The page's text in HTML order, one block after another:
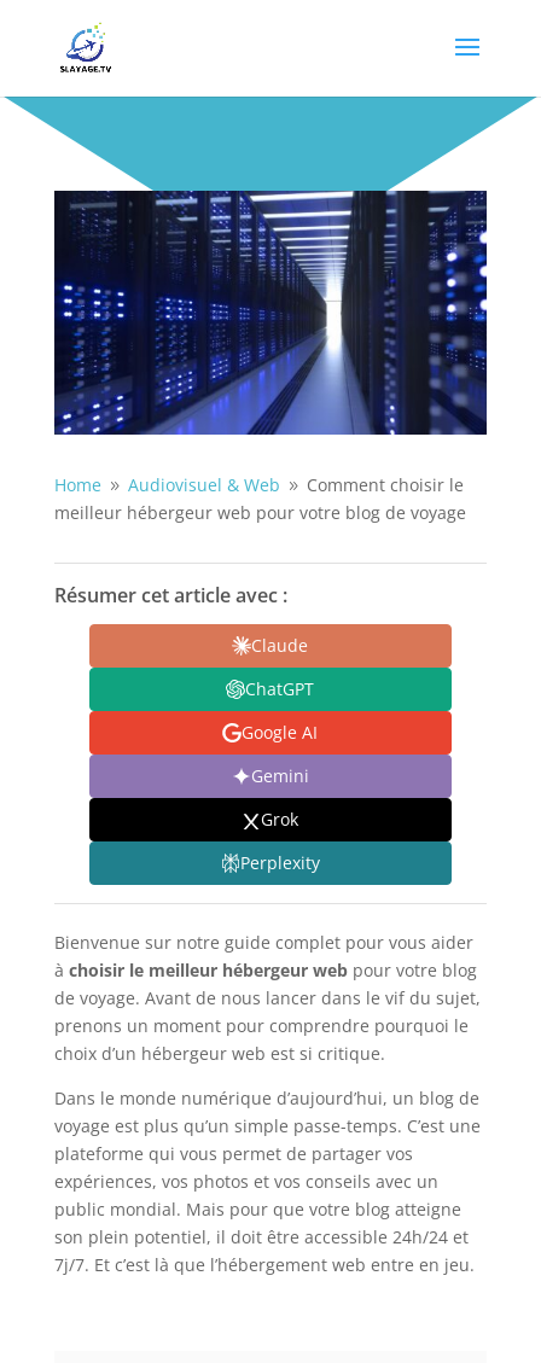
Home 9 Audiovisuel & Web 9 Comment choisir le
meilleur hébergeur web pour votre blog de voyage
Résumer cet article avec :
Claude
ChatGPT
Google AI
Gemini
Grok
Perplexity
Bienvenue sur notre guide complet pour vous aider
à choisir le meilleur hébergeur webpour votre blog
de voyage. Avant de nous lancer dans le vif du sujet,
prenons un moment pour comprendre pourquoi le
choix d’un hébergeur web est si critique.
Dans le monde numérique d’aujourd’hui, un blog de
voyage est plus qu’un simple passe-temps. C’est une
plateforme qui vous permet de partager vos
expériences, vos photos et vos conseils avec un
public mondial. Mais pour que votre blog atteigne
son plein potentiel, il doit être accessible 24h/24 et
7j/7. Et c’est là que l’hébergement web entre en jeu.